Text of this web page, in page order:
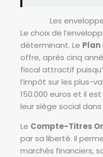
Les
Le choix de
déterminant. Le Plan
offre, après cinq
fiscal attractif
l’impôt sur les plus-
150.000 euros et il
leur siège social dans
Le Compte-Titres
par sa liberté. Il
marchés financiers,